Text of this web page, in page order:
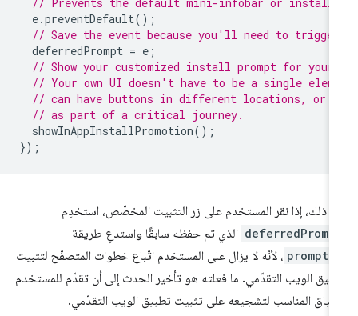
// Prevents the default mini-infobar or install
e.preventDefault
// Save the event because you'll need to
deferredPrompt
=
// Show your customized install prompt for your
// Your own UI doesn't have to be a single
// can have buttons in different locations, or
// as part of a critical journey.
showInAppInstallPromotion
ذلك، إذا نقر المستخدم على زر التثبيت المخصّص، استخدِم
الذي تم حفظه سابقًا واستدعِ طريقة
، لأنّه لا يزال على المستخدم اتّباع خطوات المتصفّح لتثبيت
الويب التقدّمي. ما فعلته هو تأخير الحدث إلى أن تقدّم للمستخدم
المناسب لتشجيعه على تثبيت تطبيق الويب التقدّمي.